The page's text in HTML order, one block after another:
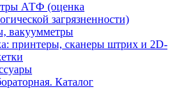
АТФ (оценка
загрязненности)
вакуумметры
принтеры, сканеры штрих и 2D-
Каталог